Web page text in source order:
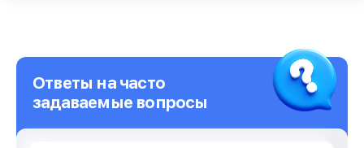
Ответы на часто
задаваемые вопросы